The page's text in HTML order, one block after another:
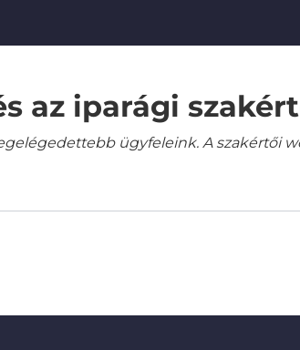
az iparági
ügyfeleink. A szakértői